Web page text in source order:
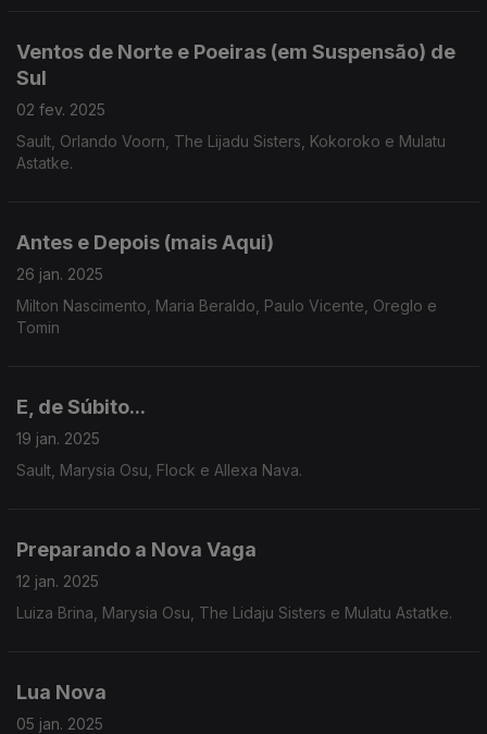
Ventos de Norte e Poeiras (em Suspensão) de
Sul
02 fev. 2025
Sault, Orlando Voorn, The Lijadu Sisters, Kokoroko e Mulatu
Astatke.
Antes e Depois (mais Aqui)
26 jan. 2025
Milton Nascimento, Maria Beraldo, Paulo Vicente, Oreglo e
Tomin
E, de Súbito...
19 jan. 2025
Sault, Marysia Osu, Flock e Allexa Nava.
Preparando a Nova Vaga
12 jan. 2025
Luiza Brina, Marysia Osu, The Lidaju Sisters e Mulatu Astatke.
Lua Nova
05 jan. 2025